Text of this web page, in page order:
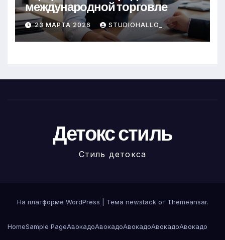
международной торговле
23 МАРТА 2026 STUDIOHALLO_
Детокс стиль
Стиль детокса
На платформе WordPress Тема newstack от Themeansar.
HomeSample PageАвокадоАвокадоАвокадоАвокадоАвокадо